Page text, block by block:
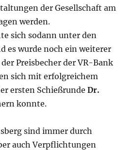
der Gesellschaft am
werden.
sich sodann unter den
es wurde noch ein weiterer
Preisbecher der VR-Bank
sich mit erfolgreichem
ersten SchießrundeDr.
konnte.
sind immer durch
auch Verpflichtungen